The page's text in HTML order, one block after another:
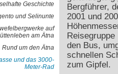
Geschichte
und Selinunte
auf
am Ätna
Rund um den Ätna
und das 3000-
Meter-Rad
Bergführer,
2001 und
den Bus,
schnellen
zum Gipfel.